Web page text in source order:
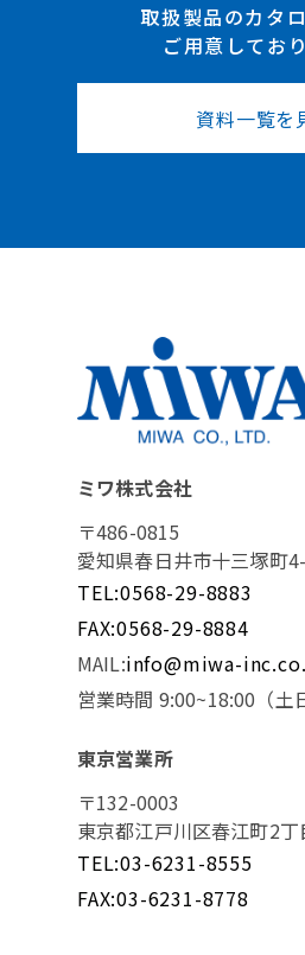
取扱製品のカタ
ご用意しており
資料一覧を
ミワ株式会社
〒486-0815
愛知県春日井市十三塚町
TEL:0568-29-8883
FAX:0568-29-8884
MAIL:info@miwa-
営業時間 9:00~18:00（土
東京営業所
〒132-0003
東京都江戸川区春江町2
TEL:03-6231-8555
FAX:03-6231-8778